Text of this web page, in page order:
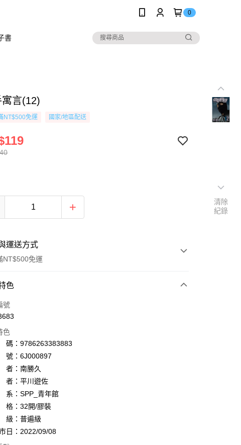
0
書
寓言(12)
NT$500免運 國家/地區配送
運送方式
NT$500免運
式
一次付款
先享後付
先享後付是「在收到商品之後才付款」的支付方式。 讓您購物簡單
安心！
單：不需註冊會員、不需綁卡、不需儲值。
利：只要手機號碼，簡訊認證，即可結帳。
心：先確認商品／服務後，再付款。
結帳方式選擇「AFTEE先享後付」後，將跳轉至「AFTEE先享後
帳頁面，進行簡訊認證並確認金額後，即可完成結帳。
款
方式
貨付款
，滿NT$500(含以上)免運費
色
號
色
碼：9786263383883
號：6J000897
者：南勝久
者：平川遊佐
系：SPP_青年館
格：32開/膠裝
級：普遍級
市日：2022/09/08
清除
紀錄